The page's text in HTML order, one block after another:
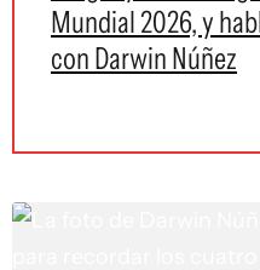
Mundial 2026, y
con Darwin Núñez